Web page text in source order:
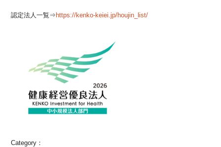
認定法人一覧⇒ https://kenko-keiei.jp/houjin_list/
Category：